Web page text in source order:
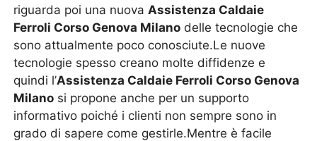
riguarda poi una nuovaAssistenza Caldaie
Ferroli Corso Genova Milano delle tecnologie che
sono attualmente poco conosciute.Le nuove
tecnologie spesso creano molte diffidenze e
quindi l’Assistenza Caldaie Ferroli Corso Genova
Milano si propone anche per un supporto
informativo poiché i clienti non sempre sono in
grado di sapere come gestirle.Mentre è facile